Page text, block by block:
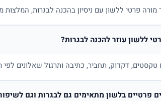
מורה פרטי ללשון עם ניסיון בהכנה לבגרות,
ללשון עוזר להכנה לבגרות?
טקסטים, דקדוק, תחביר, כתיבה ותרגול שאלונים
פרטיים בלשון מתאימים גם לבגרות וגם